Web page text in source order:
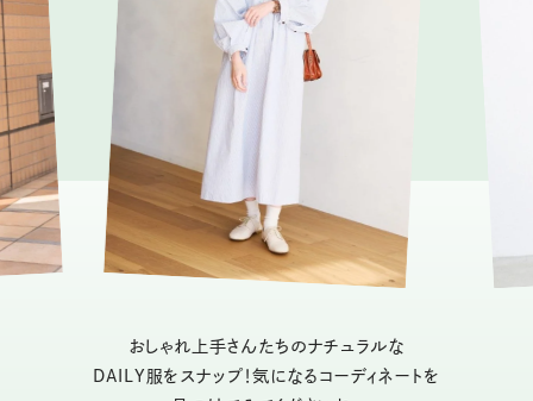
おしゃれ上手さんたちのナチュラルな
DAILY服をスナップ！気になるコーディネートを